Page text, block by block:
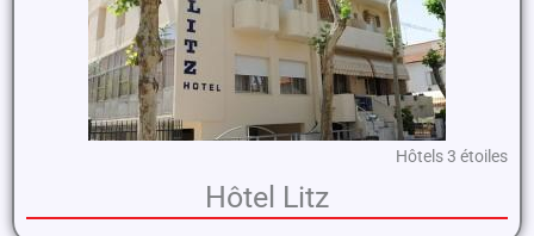
Hôtels 3 étoiles
Hôtel Litz